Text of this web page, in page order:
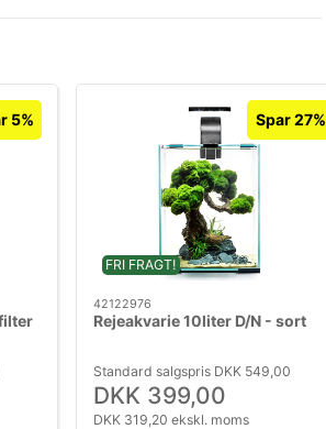
5%
FRI FRAGT!
Spar 27%
42122976
Rejeakvarie 10liter D/N - sort
Standard salgspris DKK 549,00
DKK 399,00
DKK 319,20 ekskl. moms